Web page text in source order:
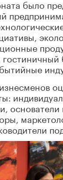
было
основатели